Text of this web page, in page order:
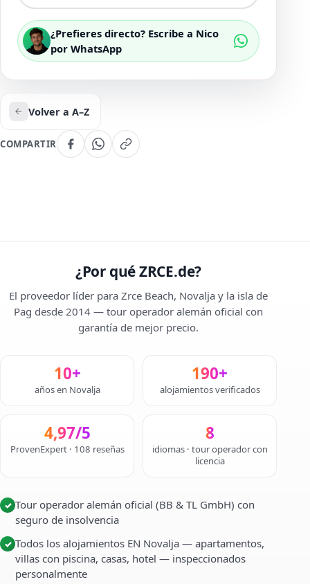
¿Prefieres directo? Escribe a Nico
por WhatsApp
Volver a A–Z
COMPARTIR
¿Por qué ZRCE.de?
El proveedor líder para Zrce Beach, Novalja y la isla de
Pag desde 2014 — tour operador alemán oficial con
garantía de mejor precio.
10+
años en Novalja
190+
alojamientos verificados
4,97/5
ProvenExpert · 108 reseñas
8
idiomas · tour operador con
licencia
✓ Tour operador alemán oficial (BB & TL GmbH) con
seguro de insolvencia
✓ Todos los alojamientos EN Novalja — apartamentos,
villas con piscina, casas, hotel — inspeccionados
personalmente